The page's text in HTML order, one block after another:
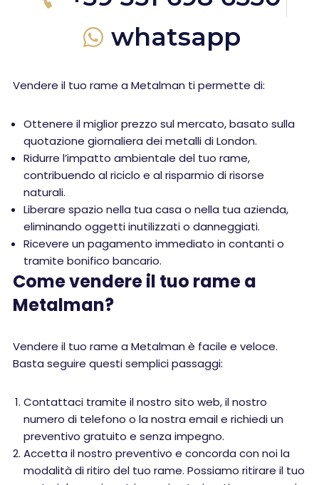
whatsapp
Vendere il tuo rame a Metalman ti permette di:
Ottenere il miglior prezzo sul mercato, basato sulla
quotazione giornaliera dei metalli di London.
Ridurre l’impatto ambientale del tuo rame,
contribuendo al riciclo e al risparmio di risorse
naturali.
Liberare spazio nella tua casa o nella tua azienda,
eliminando oggetti inutilizzati o danneggiati.
Ricevere un pagamento immediato in contanti o
tramite bonifico bancario.
Come vendere il tuo rame a
Metalman?
Vendere il tuo rame a Metalman è facile e veloce.
Basta seguire questi semplici passaggi:
Contattaci tramite il nostro sito web, il nostro
numero di telefono o la nostra email e richiedi un
preventivo gratuito e senza impegno.
Accetta il nostro preventivo e concorda con noi la
modalità di ritiro del tuo rame. Possiamo ritirare il tuo